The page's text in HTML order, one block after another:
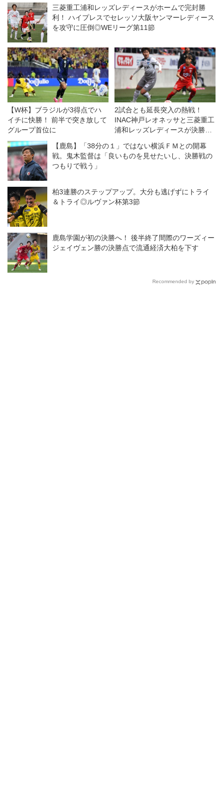
三菱重工浦和レッズレディースがホームで完封勝
利！ ハイプレスでセレッソ大阪ヤンマーレディース
を攻守に圧倒◎WEリーグ第11節
【W杯】ブラジルが3得点でハ
イチに快勝！ 前半で突き放して
グループ首位に
2試合とも延長突入の熱戦！
INAC神戸レオネッサと三菱重工
浦和レッズレディースが決勝へ
【鹿島】「38分の１」ではない横浜ＦＭとの開幕
戦。鬼木監督は「良いものを見せたいし、決勝戦の
つもりで戦う」
柏3連勝のステップアップ。大分も逃げずにトライ
＆トライ◎ルヴァン杯第3節
鹿島学園が初の決勝へ！ 後半終了間際のワーズィー
ジェイヴェン勝の決勝点で流通経済大柏を下す
Recommended by